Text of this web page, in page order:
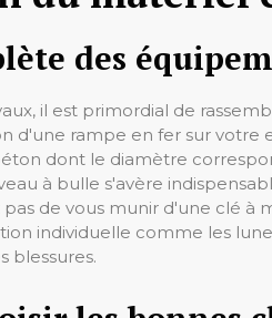
des
il est primordial de
d'une rampe en fer sur
dont le diamètre
à bulle s'avère
pas de vous munir d'une clé
individuelle comme les
blessures.